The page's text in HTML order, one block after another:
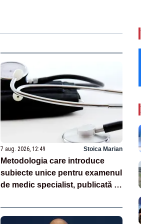
7 aug. 2026, 12:49 Stoica Marian
Metodologia care introduce
subiecte unice pentru examenul
de medic specialist, publicată în